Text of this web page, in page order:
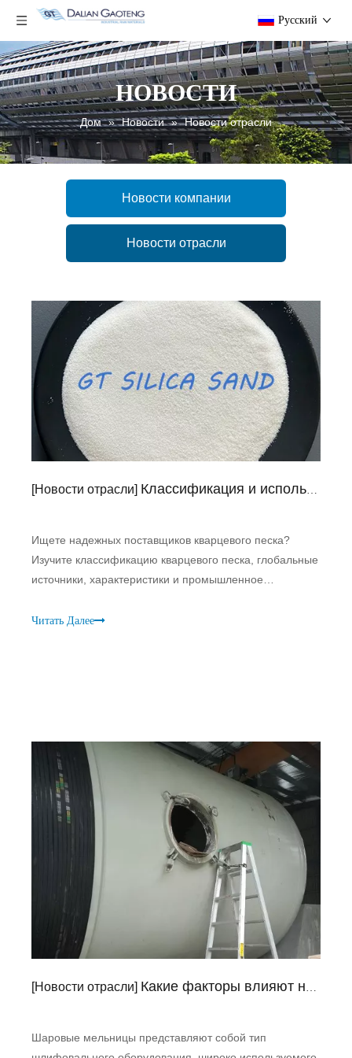
Pусский
НОВОСТИ
Дом » Новости » Новости отрасли
Новости компании
Новости отрасли
[Новости отрасли] Классификация и использование кварцевого песка
Ищете надежных поставщиков кварцевого песка?
Изучите классификацию кварцевого песка, глобальные
источники, характеристики и промышленное
чистоты с индивидуальными размерами и низким
Читать Далее
[Новости отрасли] Какие факторы влияют на эффективность измельчения шаровых мельниц?
Шаровые мельницы представляют собой тип